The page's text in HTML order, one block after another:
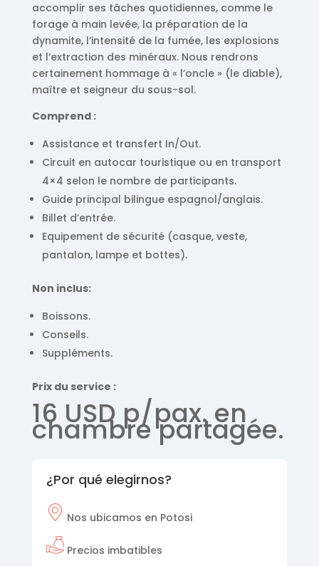
accomplir ses tâches quotidiennes, comme le
forage à main levée, la préparation de la
dynamite, l’intensité de la fumée, les explosions
et l’extraction des minéraux. Nous rendrons
certainement hommage à « l’oncle » (le diable),
maître et seigneur du sous-sol.
Comprend :
Assistance et transfert In/Out.
Circuit en autocar touristique ou en transport
4×4 selon le nombre de participants.
Guide principal bilingue espagnol/anglais.
Billet d’entrée.
Equipement de sécurité (casque, veste,
pantalon, lampe et bottes).
Non inclus:
Boissons.
Conseils.
Suppléments.
Prix ​​du service :
16 USD p/pax. en
chambre partagée.
¿Por qué elegirnos?
Nos ubicamos en Potosi
Precios imbatibles